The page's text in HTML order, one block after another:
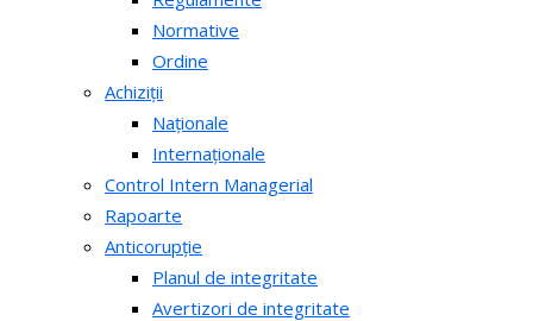
Normative
Ordine
Achiziții
Naționale
Internaționale
Control Intern Managerial
Rapoarte
Anticorupție
Planul de integritate
Avertizori de integritate